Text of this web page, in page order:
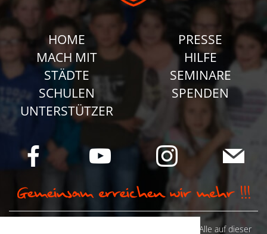
HOME
MACH MIT
STÄDTE
SCHULEN
UNTERSTÜTZER
PRESSE
HILFE
SEMINARE
SPENDEN
© Camp Stahl e.V. 2026 alle Rechte vorbehalten: Alle auf dieser